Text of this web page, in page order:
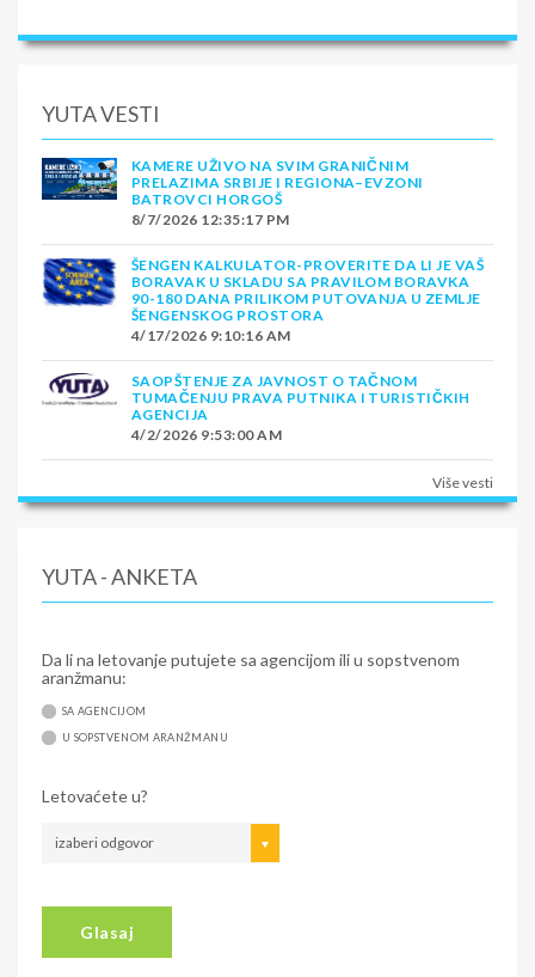
YUTA VESTI
KAMERE UŽIVO NA SVIM GRANIČNIM
PRELAZIMA SRBIJE I REGIONA–EVZONI
BATROVCI HORGOŠ
8/7/2026 12:35:17 PM
ŠENGEN KALKULATOR-PROVERITE DA LI JE VAŠ
BORAVAK U SKLADU SA PRAVILOM BORAVKA
90-180 DANA PRILIKOM PUTOVANJA U ZEMLJE
ŠENGENSKOG PROSTORA
4/17/2026 9:10:16 AM
SAOPŠTENJE ZA JAVNOST O TAČNOM
TUMAČENJU PRAVA PUTNIKA I TURISTIČKIH
AGENCIJA
4/2/2026 9:53:00 AM
Više vesti
YUTA - ANKETA
Da li na letovanje putujete sa agencijom ili u sopstvenom
aranžmanu:
SA AGENCIJOM
U SOPSTVENOM ARANŽMANU
Letovaćete u?
izaberi odgovor
Glasaj